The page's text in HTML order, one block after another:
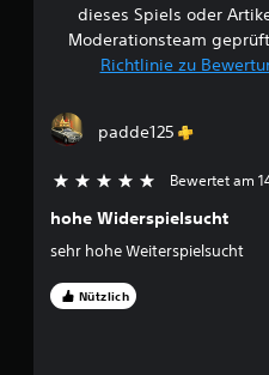
dieses Spiels oder
Moderationsteam
Richtlinie zu
padde125
5 von 5 Sternen Bewertet am
hohe Widerspielsucht
sehr hohe Weiterspielsucht
Nützlich